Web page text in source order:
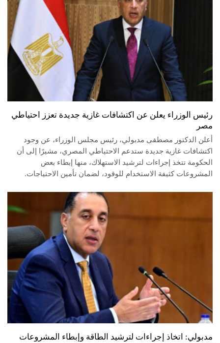
رئيس الوزراء يعلن عن اكتشافات غازية جديدة تعزز احتياطي
مصر
أعلن الدكتور مصطفى مدبولي، رئيس مجلس الوزراء، عن وجود
اكتشافات غازية جديدة ستدعم الاحتياطي المصري، مشيرًا إلى أن
الحكومة تتخذ إجراءات لترشيد الاستهلاك، منها إبطاء بعض
المشروعات كثيفة الاستخدام للوقود، لضمان تأمين الاحتياجات.
مدبولي: اتخاذ إجراءات لترشيد الطاقة وإبطاء المشروعات